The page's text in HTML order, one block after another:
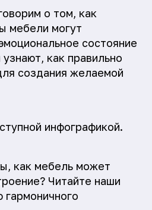
о том, как
мебели могут
состояние
как правильно
создания желаемой
инфографикой.
как мебель может
Читайте наши